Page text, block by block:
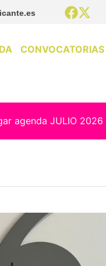
CONVOCATORIAS
agenda JULIO 2026